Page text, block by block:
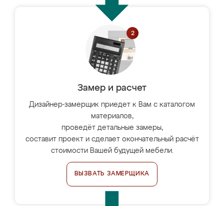
Замер и расчет
Дизайнер-замерщик приедет к Вам с каталогом
материалов,
проведёт детальные замеры,
составит проект и сделает окончательный расчёт
стоимости Вашей будущей мебели.
ВЫЗВАТЬ ЗАМЕРЩИКА